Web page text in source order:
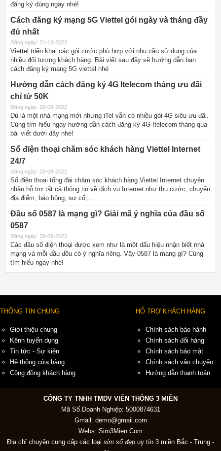
đăng ký dùng ngay nhé!
Cách đăng ký mạng 5G Viettel gói ngày và tháng đầy
đủ nhất
Đăng ngày: 21-10-2022
Viettel triển khai các gói cước phù hợp với nhu cầu sử dụng của
nhiều đối tượng khách hàng. Bài viết sau đây sẽ hướng dẫn bạn
cách đăng ký mạng 5G viettel nhé
Hướng dẫn cách đăng ký 4G Itelecom tháng ưu đãi
chỉ từ 50K
Đăng ngày: 29-09-2022
Dù là một nhà mạng mới nhưng iTel vẫn có nhiều gói 4G siêu ưu đãi.
Cùng tìm hiểu ngay hướng dẫn cách đăng ký 4G Itelecom tháng qua
bài viết dưới đây nhé!
Số điện thoại chăm sóc khách hàng Viettel Internet
24/7
Đăng ngày: 29-09-2022
Số điện thoại tổng đài chăm sóc khách hàng Viettel Internet chuyên
nhận hỗ trợ tất cả thông tin về dịch vụ Internet như thu cước, chuyển
địa điểm, báo hỏng, sự cố,...
Đầu số 0587 là mạng gì? Giải mã ý nghĩa của đầu số
0587
Đăng ngày: 29-09-2022
Các đầu số điện thoại được xem như là một dấu hiệu nhận biết nhà
mạng và mỗi đầu đều có ý nghĩa riêng. Vậy 0587 là mạng gì? Cùng
tìm hiểu ngay nhé!
THÔNG TIN CHUNG
Giới thiệu chung
Kênh tuyển dụng
Tin tức - Sự kiện
Hệ thống cửa hàng
Cộng đồng khách hàng
HỖ TRỢ KHÁCH HÀNG
Chính sách bảo hành
Chính sách đổi hàng
Chính sách bảo mật
Chính sách vận chuyển
Hướng dẫn thanh toán
CÔNG TY TNHH TMDV VIỄN THÔNG 3 MIỀN
Mã Số Doanh Nghiệp: 5000874631
Gmail: demo@gmail.com
Webs: Sim3Mien.Com
Địa chỉ chuyên cung cấp các loại sim số đẹp uy tín 3 miền Bắc - Trung -